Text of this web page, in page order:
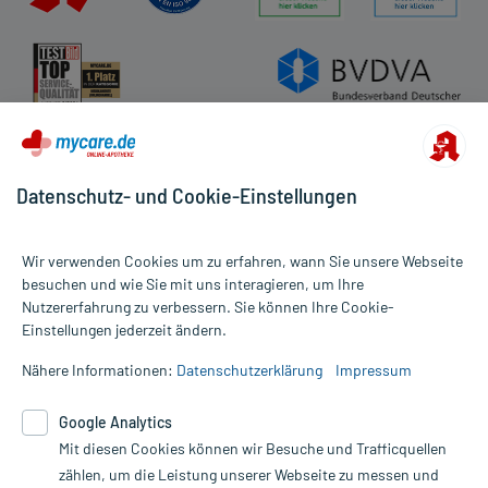
Alle Preise gelten inkl. MwSt., ggf. zzgl. Versandkosten
Informationen auf dieser Website werden ausschließlich für
die Untersuchung und Behandlung durch einen Arzt. Bitte
Therapien eingeleitet werden können. | Diese Webseite benutzt
Google Analytics. Lesen Sie bitte dazu die wichtigen Hinweise in
unserer Datenschutzerklärung. Für den Widerruf einer Bestellung
Datenschutz- und Cookie-Einstellungen
Wir verwenden Cookies um zu erfahren, wann Sie unsere Webseite
besuchen und wie Sie mit uns interagieren, um Ihre
Nutzererfahrung zu verbessern. Sie können Ihre Cookie-
Einstellungen jederzeit ändern.
Nähere Informationen: Datenschutzerklärung Impressum
Google Analytics
Mit diesen Cookies können wir Besuche und Trafficquellen
zählen, um die Leistung unserer Webseite zu messen und